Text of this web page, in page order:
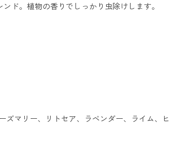
ド。植物の香りでしっかり虫除けします。
ズマリー、リトセア、ラベンダー、ライム、ヒ